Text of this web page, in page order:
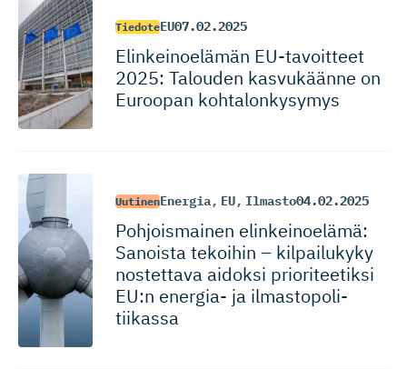
TiedoteEU07.02.2025
Elinkeinoelämän EU-tavoitteet
2025: Talouden kasvukäänne on
Euroopan kohtalonkysymys
UutinenEnergia, EU, Ilmasto04.02.2025
Pohjoismainen elinkeinoelämä:
Sanoista tekoihin – kilpailukyky
nostettava aidoksi prioriteetiksi
EU:n energia- ja ilmastopo­li­
tiikassa